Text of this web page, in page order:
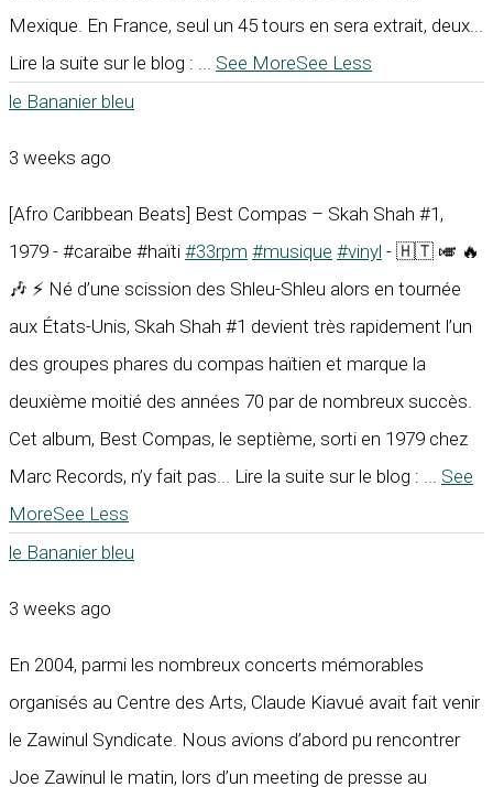
Mexique. En France, seul un 45 tours en sera extrait, deux...
Lire la suite sur le blog :
See MoreSee Less
le Bananier bleu
3 weeks ago
[Afro Caribbean Beats] Best Compas – Skah Shah #1,
1979 - #caraïbe #haïti #33rpm #musique #vinyl - 🇭🇹 🎺 🔥
🎶 ⚡ Né d’une scission des Shleu-Shleu alors en tournée
aux États-Unis, Skah Shah #1 devient très rapidement l’un
des groupes phares du compas haïtien et marque la
deuxième moitié des années 70 par de nombreux succès.
Cet album, Best Compas, le septième, sorti en 1979 chez
Marc Records, n’y fait pas... Lire la suite sur le blog :
See
MoreSee Less
le Bananier bleu
3 weeks ago
En 2004, parmi les nombreux concerts mémorables
organisés au Centre des Arts, Claude Kiavué avait fait venir
le Zawinul Syndicate. Nous avions d’abord pu rencontrer
Joe Zawinul le matin, lors d’un meeting de presse au